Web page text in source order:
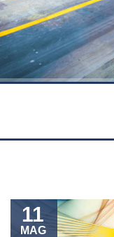
11
MAG